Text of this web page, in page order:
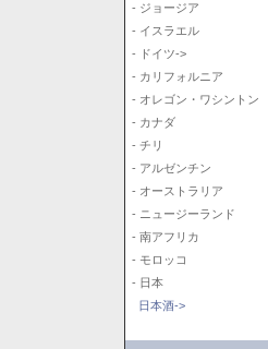
- ジョージア
- イスラエル
- ドイツ->
- カリフォルニア
- オレゴン・ワシントン
- カナダ
- チリ
- アルゼンチン
- オーストラリア
- ニュージーランド
- 南アフリカ
- モロッコ
- 日本
日本酒->